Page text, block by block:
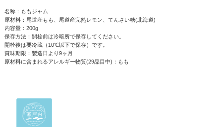
名称：ももジャム
原材料：尾道産もも、尾道産完熟レモン、てんさい糖(北海道)
内容量：200g
保存方法：開栓前は冷暗所で保存してください。
開栓後は要冷蔵（10℃以下で保存）です。
賞味期限：製造日より9ヶ月
原材料に含まれるアレルギー物質(29品目中)：もも